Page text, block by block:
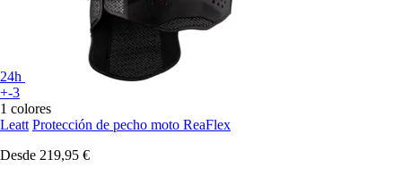
24h
+-3
1 colores
Leatt Protección de pecho moto ReaFlex
Desde 219,95 €